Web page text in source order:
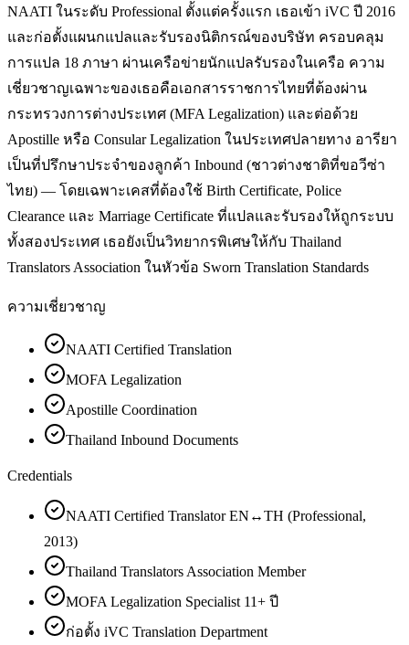
NAATI ในระดับ Professional ตั้งแต่ครั้งแรก เธอเข้า iVC ปี 2016
และก่อตั้งแผนกแปลและรับรองนิติกรณ์ของบริษัท ครอบคลุม
การแปล 18 ภาษา ผ่านเครือข่ายนักแปลรับรองในเครือ ความ
เชี่ยวชาญเฉพาะของเธอคือเอกสารราชการไทยที่ต้องผ่าน
กระทรวงการต่างประเทศ (MFA Legalization) และต่อด้วย
Apostille หรือ Consular Legalization ในประเทศปลายทาง อารียา
เป็นที่ปรึกษาประจำของลูกค้า Inbound (ชาวต่างชาติที่ขอวีซ่า
ไทย) — โดยเฉพาะเคสที่ต้องใช้ Birth Certificate, Police
Clearance และ Marriage Certificate ที่แปลและรับรองให้ถูกระบบ
ทั้งสองประเทศ เธอยังเป็นวิทยากรพิเศษให้กับ Thailand
Translators Association ในหัวข้อ Sworn Translation Standards
ความเชี่ยวชาญ
NAATI Certified Translation
MOFA Legalization
Apostille Coordination
Thailand Inbound Documents
Credentials
NAATI Certified Translator EN↔TH (Professional,
2013)
Thailand Translators Association Member
MOFA Legalization Specialist 11+ ปี
ก่อตั้ง iVC Translation Department